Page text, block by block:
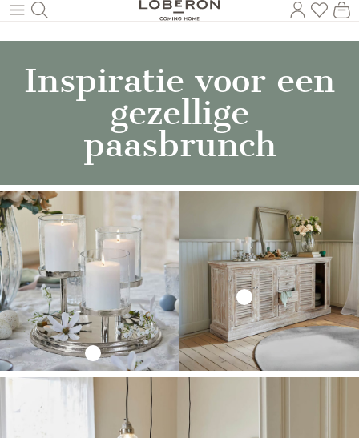
Naar de hoofdinhoud
U
Inspiratie voor een
gezellige
paasbrunch